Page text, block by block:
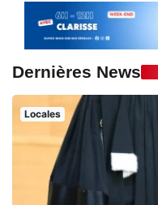
Dernières News
Locales